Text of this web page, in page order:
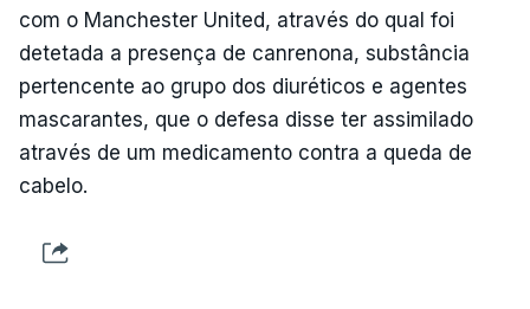
com o Manchester United, através do qual foi
detetada a presença de canrenona, substância
pertencente ao grupo dos diuréticos e agentes
mascarantes, que o defesa disse ter assimilado
através de um medicamento contra a queda de
cabelo.